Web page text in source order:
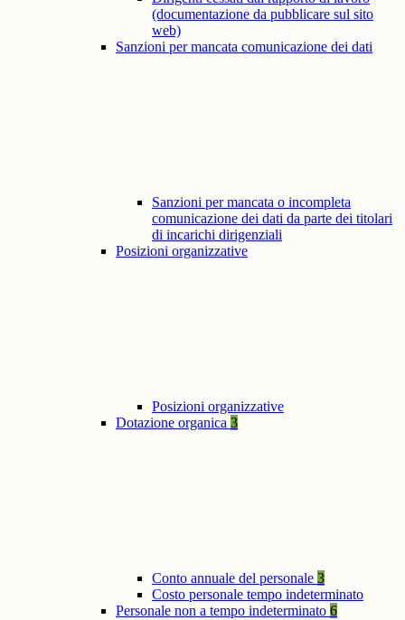
(documentazione da pubblicare sul sito
web)
Sanzioni per mancata comunicazione dei dati
Sanzioni per mancata o incompleta
comunicazione dei dati da parte dei titolari
di incarichi dirigenziali
Posizioni organizzative
Posizioni organizzative
Dotazione organica 3
Conto annuale del personale 3
Costo personale tempo indeterminato
Personale non a tempo indeterminato 6